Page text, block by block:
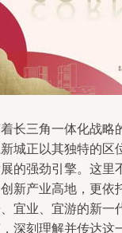
长三角一体化战略
城正以其独特的区
的强劲引擎。这里
新产业高地，更依
宜业、宜游的新一
深刻理解并传达这